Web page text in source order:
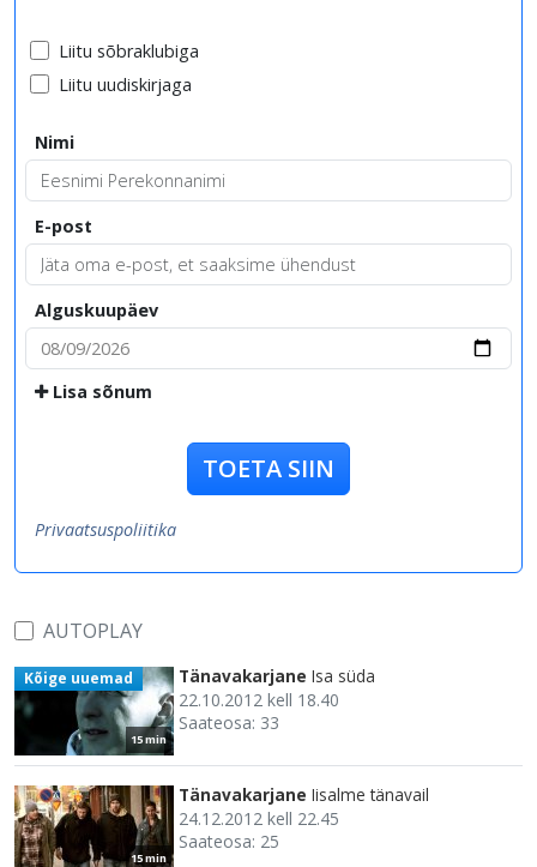
Liitu sõbraklubiga
Liitu uudiskirjaga
Nimi
E-post
Alguskuupäev
Lisa sõnum
TOETA SIIN
Privaatsuspoliitika
AUTOPLAY
15 min
Kõige uuemad Tänavakarjane Isa süda
22.10.2012 kell 18.40
Saateosa: 33
15 min
Tänavakarjane Iisalme tänavail
24.12.2012 kell 22.45
Saateosa: 25